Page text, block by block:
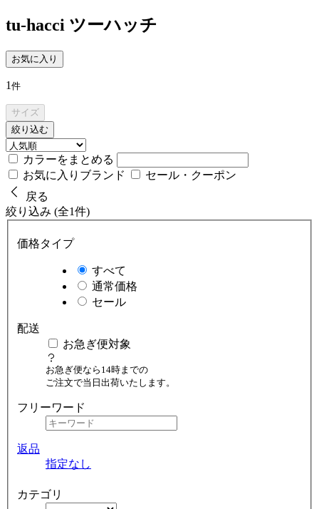
tu-hacci ツーハッチ
お気に入り
1 件
サイズ
絞り込む
カラーをまとめる
お気に入りブランド
セール・クーポン
戻る
絞り込み (全1件)
価格タイプ
すべて
通常価格
セール
配送
お急ぎ便対象
お急ぎ便なら14時までの
ご注文で当日出荷いたします。
フリーワード
返品
指定なし
カテゴリ